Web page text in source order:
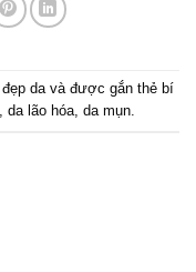
davà được gắn thẻ bí
da lão hóa da mụn